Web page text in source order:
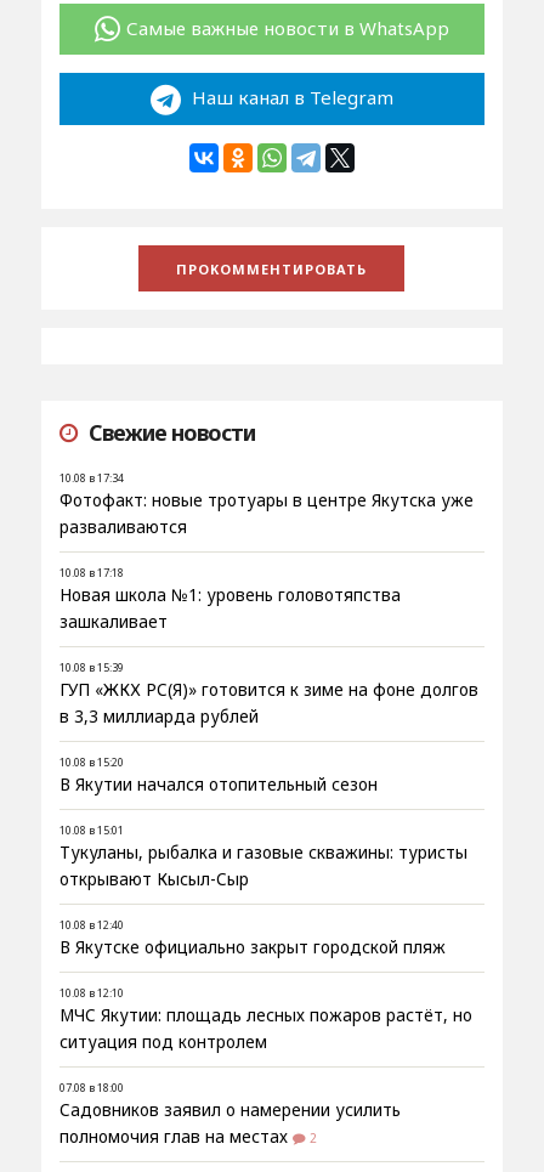
Самые важные новости в WhatsApp
Наш канал в Telegram
Свежие новости
10.08 в 17:34
Фотофакт: новые тротуары в центре Якутска уже
разваливаются
10.08 в 17:18
Новая школа №1: уровень головотяпства
зашкаливает
10.08 в 15:39
ГУП «ЖКХ РС(Я)» готовится к зиме на фоне долгов
в 3,3 миллиарда рублей
10.08 в 15:20
В Якутии начался отопительный сезон
10.08 в 15:01
Тукуланы, рыбалка и газовые скважины: туристы
открывают Кысыл-Сыр
10.08 в 12:40
В Якутске официально закрыт городской пляж
10.08 в 12:10
МЧС Якутии: площадь лесных пожаров растёт, но
ситуация под контролем
07.08 в 18:00
Садовников заявил о намерении усилить
полномочия глав на местах
2